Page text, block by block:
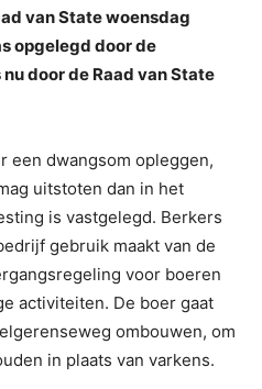
van State woensdag
opgelegd door de
door de Raad van State
een dwangsom opleggen,
uitstoten dan in het
is vastgelegd. Berkers
gebruik maakt van de
voor boeren
activiteiten. De boer gaat
ombouwen, om
in plaats van varkens.